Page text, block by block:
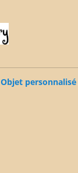
Objet personnalisé